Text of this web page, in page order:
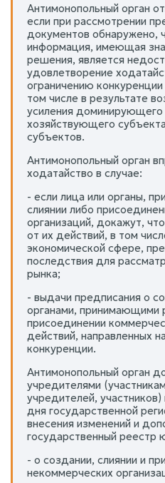
Антимонопольный орган
если при рассмотрении
документов обнаружено,
информация, имеющая
решения, является
удовлетворение
ограничению
том числе в результате
усиления доминирующего
хозяйствующего
субъектов.
Антимонопольный орган
ходатайство в случае:
- если лица или органы,
слиянии либо
организаций, докажут,
от их действий, в том
экономической сфере,
последствия для
рынка;
- выдачи предписания о
органами, принимающими
присоединении
действий, направленных
конкуренции.
Антимонопольный орган
учредителями
учредителей,
дня государственной
внесения изменений и
государственный реестр
- о создании, слиянии и
некоммерческих